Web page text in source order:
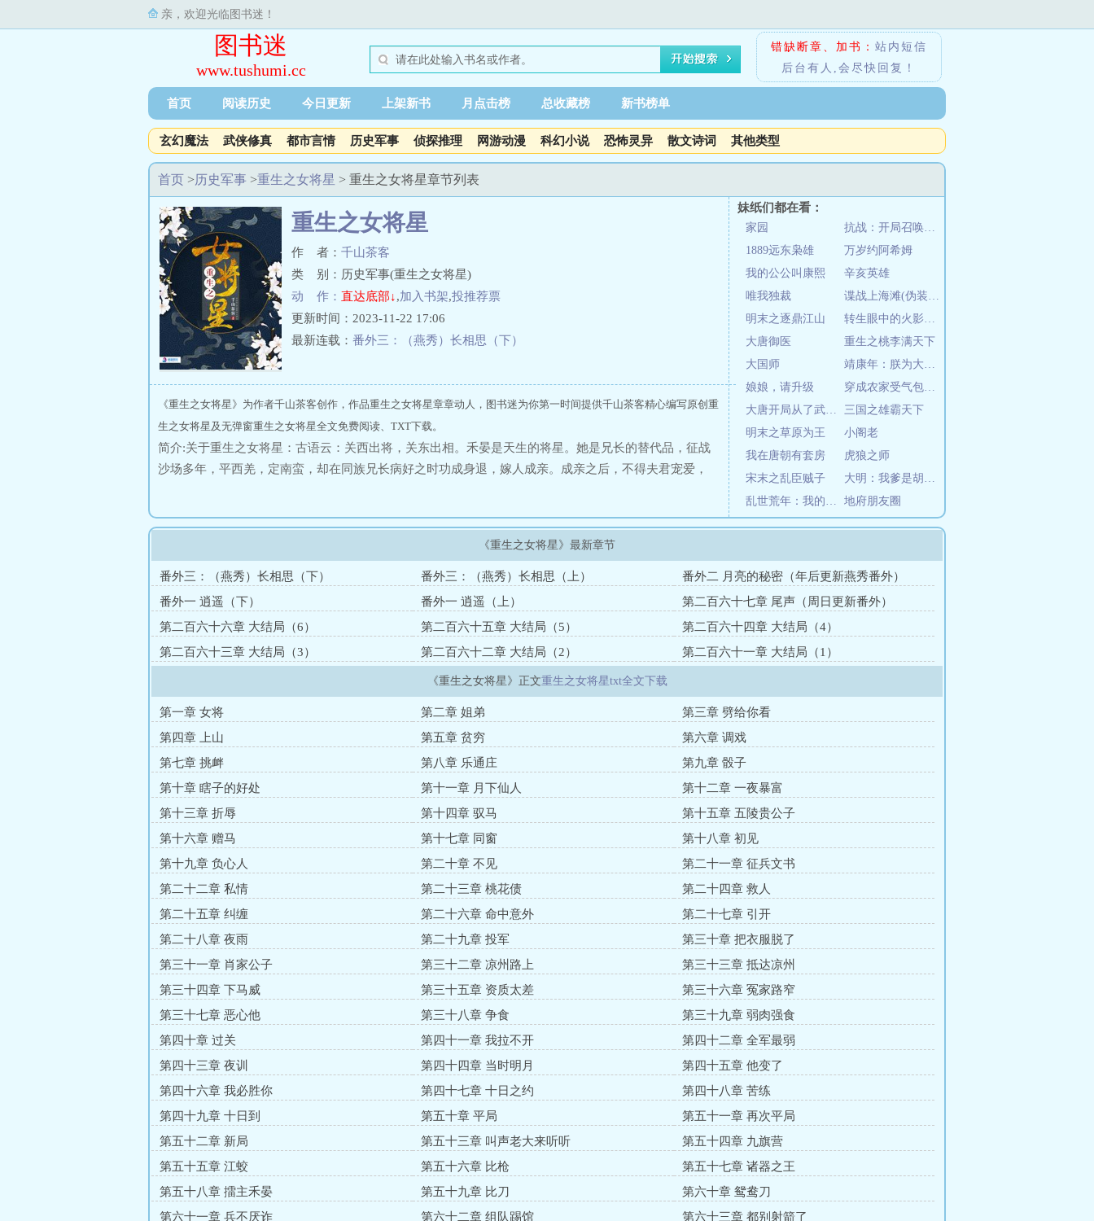
亲，欢迎光临图书迷！
图书迷
www.tushumi.cc
错缺断章、加书： 站内短信
后台有人,会尽快回复！
首页 阅读历史 今日更新 上架新书 月点击榜 总收藏榜 新书榜单
玄幻魔法 武侠修真 都市言情 历史军事 侦探推理 网游动漫 科幻小说 恐怖灵异 散文诗词 其他类型
首页 >历史军事 >重生之女将星 > 重生之女将星章节列表
妹纸们都在看：
家园
抗战：开局召唤一个德械师
1889远东枭雄
万岁约阿希姆
我的公公叫康熙
辛亥英雄
唯我独裁
谍战上海滩(伪装者)
明末之逐鼎江山
转生眼中的火影世界
大唐御医
重生之桃李满天下
大国师
靖康年：朕为大宋续命三百年
娘娘，请升级
穿成农家受气包，一朝科举变大佬
大唐开局从了武则天
三国之雄霸天下
明末之草原为王
小阁老
我在唐朝有套房
虎狼之师
宋末之乱臣贼子
大明：我爹是胡惟庸
乱世荒年：我的九个嫂子不对劲
地府朋友圈
重生之女将星
作 者： 千山茶客
类 别：历史军事(重生之女将星)
动 作： 直达底部↓,加入书架,投推荐票
更新时间：2023-11-22 17:06
最新连载： 番外三：（燕秀）长相思（下）
《重生之女将星》为作者千山茶客创作，作品重生之女将星章章动人，图书迷为你第一时间提供千山茶客精心编写原创重
生之女将星及无弹窗重生之女将星全文免费阅读、TXT下载。
简介:关于重生之女将星：古语云：关西出将，关东出相。禾晏是天生的将星。她是兄长的替代品，征战
沙场多年，平西羌，定南蛮，却在同族兄长病好之时功成身退，嫁人成亲。成亲之后，不得夫君宠爱，
宅争风吃醋的无知妇人手中，何其荒唐！再醒来，她竟成操练场上校尉的女儿，柔弱骄纵，青春烂漫。
领我的功勋，要我的命，带我的兵马，欺我的情！重来一世，她定要将所失去的一件件夺回来。召天
下，红颜封侯，威震九州！一如军营深似海，这不，一开始就遇到了她前世的死对头，那个“兵...
《重生之女将星》最新章节
番外三：（燕秀）长相思（下） 番外三：（燕秀）长相思（上）
番外二 月亮的秘密（年后更新燕秀番外）
番外一 逍遥（下）
番外一 逍遥（上）
第二百六十七章 尾声（周日更新番外）
第二百六十六章 大结局（6）
第二百六十五章 大结局（5）
第二百六十四章 大结局（4）
第二百六十三章 大结局（3）
第二百六十二章 大结局（2） 第二百六十一章 大结局（1）
《重生之女将星》正文重生之女将星txt全文下载
第一章 女将 第二章 姐弟
第三章 劈给你看
第四章 上山
第五章 贫穷
第六章 调戏
第七章 挑衅
第八章 乐通庄
第九章 骰子
第十章 瞎子的好处
第十一章 月下仙人
第十二章 一夜暴富
第十三章 折辱
第十四章 驭马
第十五章 五陵贵公子
第十六章 赠马
第十七章 同窗
第十八章 初见
第十九章 负心人
第二十章 不见
第二十一章 征兵文书
第二十二章 私情
第二十三章 桃花债
第二十四章 救人
第二十五章 纠缠
第二十六章 命中意外
第二十七章 引开
第二十八章 夜雨
第二十九章 投军
第三十章 把衣服脱了
第三十一章 肖家公子
第三十二章 凉州路上
第三十三章 抵达凉州
第三十四章 下马威
第三十五章 资质太差
第三十六章 冤家路窄
第三十七章 恶心他
第三十八章 争食
第三十九章 弱肉强食
第四十章 过关
第四十一章 我拉不开
第四十二章 全军最弱
第四十三章 夜训
第四十四章 当时明月
第四十五章 他变了
第四十六章 我必胜你
第四十七章 十日之约
第四十八章 苦练
第四十九章 十日到
第五十章 平局
第五十一章 再次平局
第五十二章 新局
第五十三章 叫声老大来听听
第五十四章 九旗营
第五十五章 江蛟
第五十六章 比枪
第五十七章 诸器之王
第五十八章 擂主禾晏
第五十九章 比刀
第六十章 鸳鸯刀
第六十一章 兵不厌诈
第六十二章 组队踢馆
第六十三章 都别射箭了